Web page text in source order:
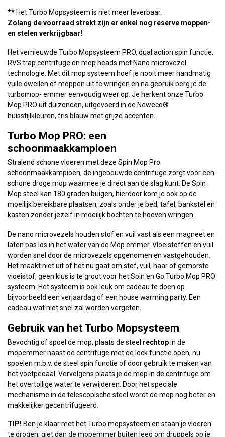
** Het Turbo Mopsysteem is niet meer leverbaar.
Zolang de voorraad strekt zijn er enkel nog reserve moppen-
en stelen verkrijgbaar!
Het vernieuwde Turbo Mopsysteem PRO, dual action spin functie,
RVS trap centrifuge en mop heads met Nano microvezel
technologie. Met dit mop systeem hoef je nooit meer handmatig
vuile dweilen of moppen uit te wringen en na gebruik berg je de
turbomop- emmer eenvoudig weer op. Je herkent onze Turbo
Mop PRO uit duizenden, uitgevoerd in de Neweco®
huisstijlkleuren, fris blauw met grijze accenten.
Turbo Mop PRO: een
schoonmaakkampioen
Stralend schone vloeren met deze Spin Mop Pro
schoonmaakkampioen, de ingebouwde centrifuge zorgt voor een
schone droge mop waarmee je direct aan de slag kunt. De Spin
Mop steel kan 180 graden buigen, hierdoor kom je ook op de
moeilijk bereikbare plaatsen, zoals onder je bed, tafel, bankstel en
kasten zonder jezelf in moeilijk bochten te hoeven wringen.
De nano microvezels houden stof en vuil vast als een magneet en
laten pas los in het water van de Mop emmer. Vloeistoffen en vuil
worden snel door de microvezels opgenomen en vastgehouden.
Het maakt niet uit of het nu gaat om stof, vuil, haar of gemorste
vloeistof, geen klus is te groot voor het Spin en Go Turbo Mop PRO
systeem. Het systeem is ook leuk om cadeau te doen op
bijvoorbeeld een verjaardag of een house warming party. Een
cadeau wat niet snel zal worden vergeten.
Gebruik van het Turbo Mopsysteem
Bevochtig of spoel de mop, plaats de steel rechtopin de
mopemmer naast de centrifuge met de lock functie open, nu
spoelen m.b.v. de steel spin functie of door gebruik te maken van
het voetpedaal. Vervolgens plaats je de mop in de centrifuge om
het overtollige water te verwijderen. Door het speciale
mechanisme in de telescopische steel wordt de mop nog beter en
makkelijker gecentrifugeerd.
TIP! Ben je klaar met het Turbo mopsysteem en staan je vloeren
te drogen, giet dan de mopemmer buiten leeg om druppels op je